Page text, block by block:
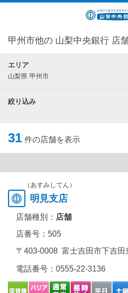
甲州市他の 山梨中央銀行 店
エリア
山梨県 甲州市
絞り込み
31 件の店舗を表示
（あすみしてん）
明見支店
店舗種別： 店舗
店番号：505
〒403-0008 富士吉田市下吉田
電話番号： 0555-22-3136